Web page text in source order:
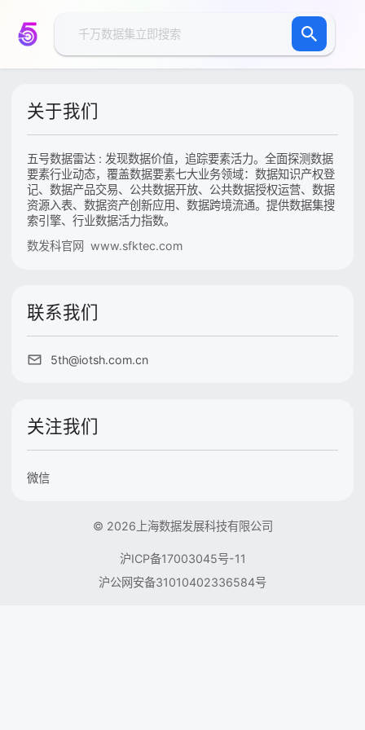
关于我们
五号数据雷达 : 发现数据价值，追踪要素活力。全面探测数据
要素行业动态，覆盖数据要素七大业务领域：数据知识产权登
记、数据产品交易、公共数据开放、公共数据授权运营、数据
资源入表、数据资产创新应用、数据跨境流通。提供数据集搜
索引擎、行业数据活力指数。
数发科官网 www.sfktec.com
联系我们
5th@iotsh.com.cn
关注我们
微信
© 2026上海数据发展科技有限公司
沪ICP备17003045号-11
沪公网安备31010402336584号